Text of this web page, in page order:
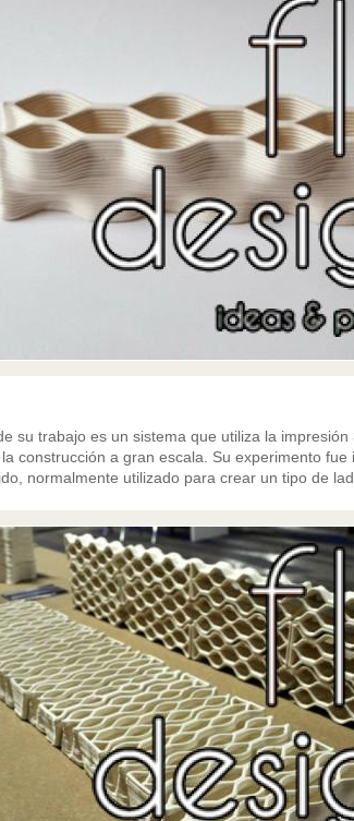
su trabajo es un sistema que utiliza la
construcción a gran escala. Su experimento fue
normalmente utilizado para crear un tipo de